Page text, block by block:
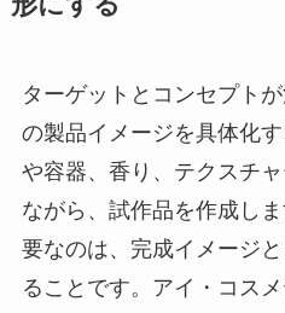
ターゲットとコンセプト
の製品イメージを具体化
や容器、香り、テクスチ
ながら、試作品を作成し
要なのは、完成イメージ
ることです。アイ・コス